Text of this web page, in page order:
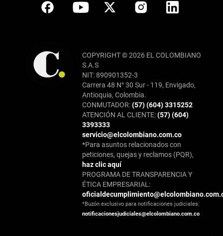
COPYRIGHT © 2026 EL COLOMBIANO
S.A.S
NIT: 890901352-3
Carrera 48 N° 30 Sur - 119, Envigado,
Antioquia, Colombia.
CONMUTADOR:(57) (604) 3315252
ATENCIÓN AL CLIENTE:(57) (604)
3393333
servicio@elcolombiano.com.co
*Para asuntos relacionados con
peticiones, quejas y reclamos (PQR),
haz clic aquí
PROGRAMA DE TRANSPARENCIA Y
ÉTICA EMPRESARIAL:
*Buzón exclusivo para notificaciones judiciales:
notificacionesjudiciales@elcolombiano.com.co